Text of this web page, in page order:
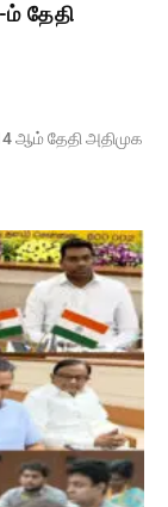
தேதி
ஆம் தேதி அதிமுக